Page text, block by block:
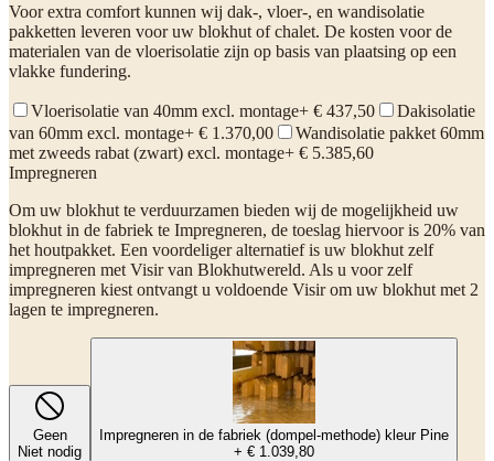
Voor extra comfort kunnen wij dak-, vloer-, en wandisolatie
pakketten leveren voor uw blokhut of chalet. De kosten voor de
materialen van de vloerisolatie zijn op basis van plaatsing op een
vlakke fundering.
Vloerisolatie van 40mm excl. montage+ € 437,50
Dakisolatie
van 60mm excl. montage+ € 1.370,00
Wandisolatie pakket 60mm
met zweeds rabat (zwart) excl. montage+ € 5.385,60
Impregneren
Om uw blokhut te verduurzamen bieden wij de mogelijkheid uw
blokhut in de fabriek te Impregneren, de toeslag hiervoor is 20% van
het houtpakket. Een voordeliger alternatief is uw blokhut zelf
impregneren met Visir van Blokhutwereld. Als u voor zelf
impregneren kiest ontvangt u voldoende Visir om uw blokhut met 2
lagen te impregneren.
Geen
Niet nodig
Impregneren in de fabriek (dompel-methode) kleur Pine
+ € 1.039,80